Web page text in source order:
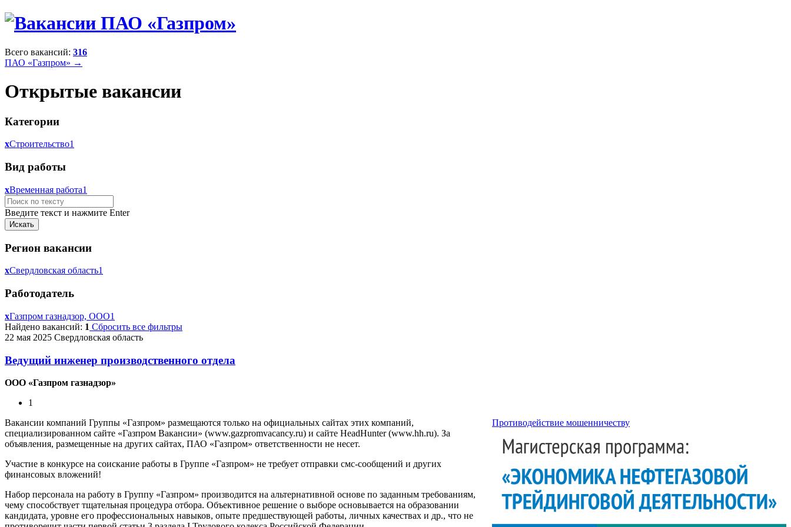
Всего вакансий: 316
ПАО «Газпром» →
Открытые вакансии
Категории
xСтроительство1
Вид работы
xВременная работа1
Введите текст и нажмите Enter
Регион вакансии
xСвердловская область1
Работодатель
xГазпром газнадзор, ООО1
Найдено вакансий: 1 Сбросить все фильтры
22 мая 2025 Свердловская область
Ведущий инженер производственного отдела
ООО «Газпром газнадзор»
1
Противодействие мошенничеству
Вакансии компаний Группы «Газпром» размещаются только на официальных сайтах этих компаний,
специализированном сайте «Газпром Вакансии» (www.gazpromvacancy.ru) и сайте HeadHunter (www.hh.ru). За
объявления, размещенные на других сайтах, ПАО «Газпром» ответственности не несет.
Участие в конкурсе на соискание работы в Группе «Газпром» не требует отправки смс-сообщений и других
финансовых вложений!
Набор персонала на работу в Группу «Газпром» производится на альтернативной основе по заданным требованиям,
чему способствует тщательная процедура отбора. Объективное решение о выборе основывается на образовании
кандидата, уровне его профессиональных навыков, опыте предшествующей работы, личных качествах и др., что не